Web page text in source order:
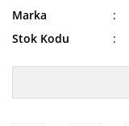
Marka
Stok Kodu